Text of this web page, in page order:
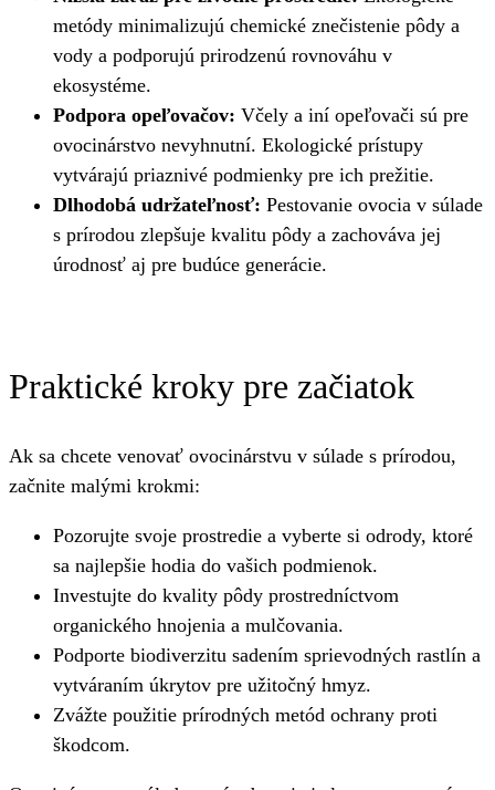
metódy minimalizujú chemické znečistenie pôdy a
vody a podporujú prirodzenú rovnováhu v
ekosystéme.
Podpora opeľovačov: Včely a iní opeľovači sú pre
ovocinárstvo nevyhnutní. Ekologické prístupy
vytvárajú priaznivé podmienky pre ich prežitie.
Dlhodobá udržateľnosť: Pestovanie ovocia v súlade
s prírodou zlepšuje kvalitu pôdy a zachováva jej
úrodnosť aj pre budúce generácie.
Praktické kroky pre začiatok
Ak sa chcete venovať ovocinárstvu v súlade s prírodou,
začnite malými krokmi:
Pozorujte svoje prostredie a vyberte si odrody, ktoré
sa najlepšie hodia do vašich podmienok.
Investujte do kvality pôdy prostredníctvom
organického hnojenia a mulčovania.
Podporte biodiverzitu sadením sprievodných rastlín a
vytváraním úkrytov pre užitočný hmyz.
Zvážte použitie prírodných metód ochrany proti
škodcom.